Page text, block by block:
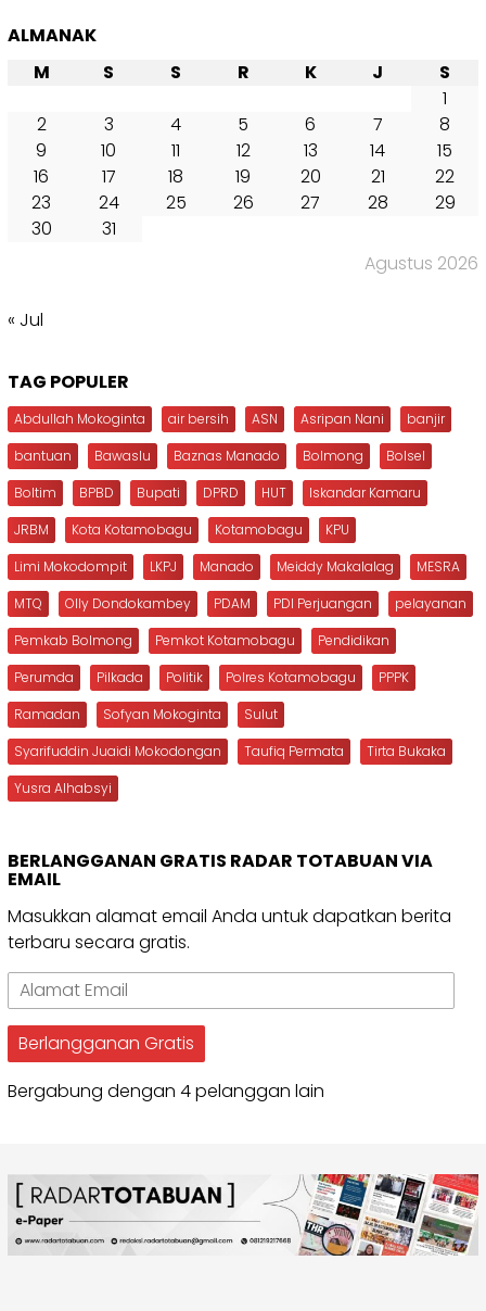
ALMANAK
Agustus 2026
M S S R K J
S
1
2
3 4 5 6 7
8
9
10 11 12 13 14
15
16
17 18 19 20 21
22
23
24 25 26 27 28
29
30
31
« Jul
TAG POPULER
Abdullah Mokoginta air bersih ASN Asripan Nani
banjir
bantuan
Bawaslu Baznas Manado Bolmong
Bolsel
Boltim
BPBD Bupati DPRD HUT
Iskandar Kamaru
JRBM
Kota Kotamobagu Kotamobagu
KPU
Limi Mokodompit
LKPJ Manado Meiddy Makalalag
MESRA
MTQ
Olly Dondokambey PDAM PDI Perjuangan
pelayanan
Pemkab Bolmong
Pemkot Kotamobagu
Pendidikan
Perumda
Pilkada Politik Polres Kotamobagu
PPPK
Ramadan
Sofyan Mokoginta
Sulut
Syarifuddin Juaidi Mokodongan
Taufiq Permata
Tirta Bukaka
Yusra Alhabsyi
BERLANGGANAN GRATIS RADAR TOTABUAN VIA
EMAIL
Masukkan alamat email Anda untuk dapatkan berita
terbaru secara gratis.
Alamat
Email
Berlangganan Gratis
Bergabung dengan 4 pelanggan lain